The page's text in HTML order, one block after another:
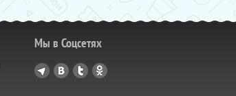
Мы в Соцсетях